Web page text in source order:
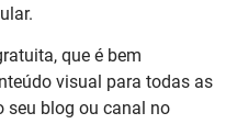
que é bem
visual para todas as
seu blog ou canal no